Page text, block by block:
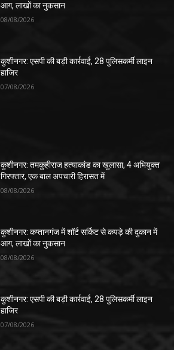
आग, लाखों का नुकसान
08/08/2026
कुशीनगर: एसपी की बड़ी कार्रवाई, 28 पुलिसकर्मी लाइन
हाजिर
07/08/2026
कुशीनगर: तमकुहीराज हत्याकांड का खुलासा, 4 अभियुक्त
गिरफ्तार, एक बाल अपचारी हिरासत में
08/08/2026
कुशीनगर: कप्तानगंज में शॉर्ट सर्किट से कपड़े की दुकान में
आग, लाखों का नुकसान
08/08/2026
कुशीनगर: एसपी की बड़ी कार्रवाई, 28 पुलिसकर्मी लाइन
हाजिर
07/08/2026